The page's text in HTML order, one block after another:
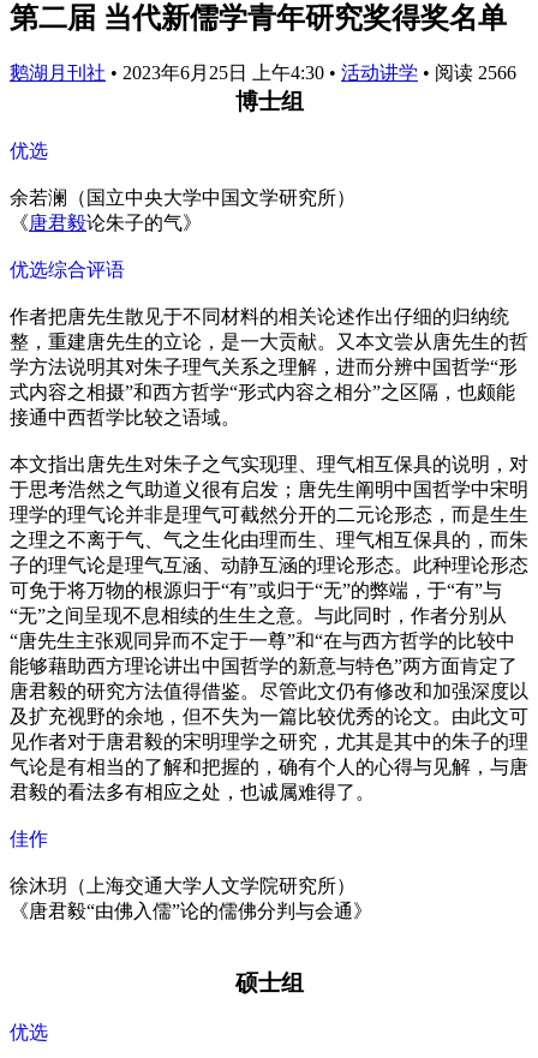
第二届 当代新儒学青年研究奖得奖名单
鹅湖月刊社 • 2023年6月25日 上午4:30 • 活动讲学 • 阅读 2566
博士组
优选
余若澜（国立中央大学中国文学研究所）
《唐君毅论朱子的气》
优选综合评语
作者把唐先生散见于不同材料的相关论述作出仔细的归纳统
整，重建唐先生的立论，是一大贡献。又本文尝从唐先生的哲
学方法说明其对朱子理气关系之理解，进而分辨中国哲学“形
式内容之相摄”和西方哲学“形式内容之相分”之区隔，也颇能
接通中西哲学比较之语域。
本文指出唐先生对朱子之气实现理、理气相互保具的说明，对
于思考浩然之气助道义很有启发；唐先生阐明中国哲学中宋明
理学的理气论并非是理气可截然分开的二元论形态，而是生生
之理之不离于气、气之生化由理而生、理气相互保具的，而朱
子的理气论是理气互涵、动静互涵的理论形态。此种理论形态
可免于将万物的根源归于“有”或归于“无”的弊端，于“有”与
“无”之间呈现不息相续的生生之意。与此同时，作者分别从
“唐先生主张观同异而不定于一尊”和“在与西方哲学的比较中
能够藉助西方理论讲出中国哲学的新意与特色”两方面肯定了
唐君毅的研究方法值得借鉴。尽管此文仍有修改和加强深度以
及扩充视野的余地，但不失为一篇比较优秀的论文。由此文可
见作者对于唐君毅的宋明理学之研究，尤其是其中的朱子的理
气论是有相当的了解和把握的，确有个人的心得与见解，与唐
君毅的看法多有相应之处，也诚属难得了。
佳作
徐沐玥（上海交通大学人文学院研究所）
《唐君毅“由佛入儒”论的儒佛分判与会通》
硕士组
优选